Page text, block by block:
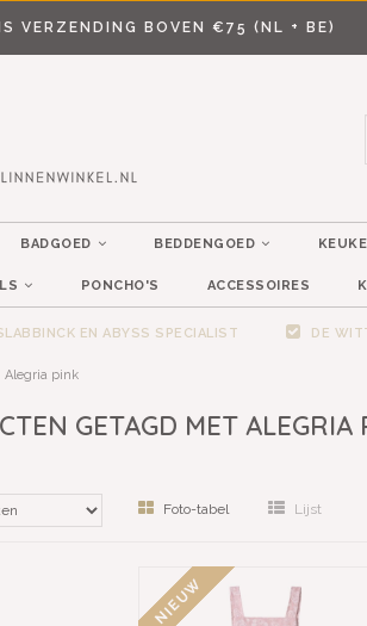
VERZENDING BOVEN €75 (NL + BE)
BADGOED BEDDENGOED
PONCHO'S ACCESSOIRES
EN ABYSS SPECIALIST DE
Alegria pink
GETAGD MET ALEGRIA
Foto-tabel Lijst
NIEUW